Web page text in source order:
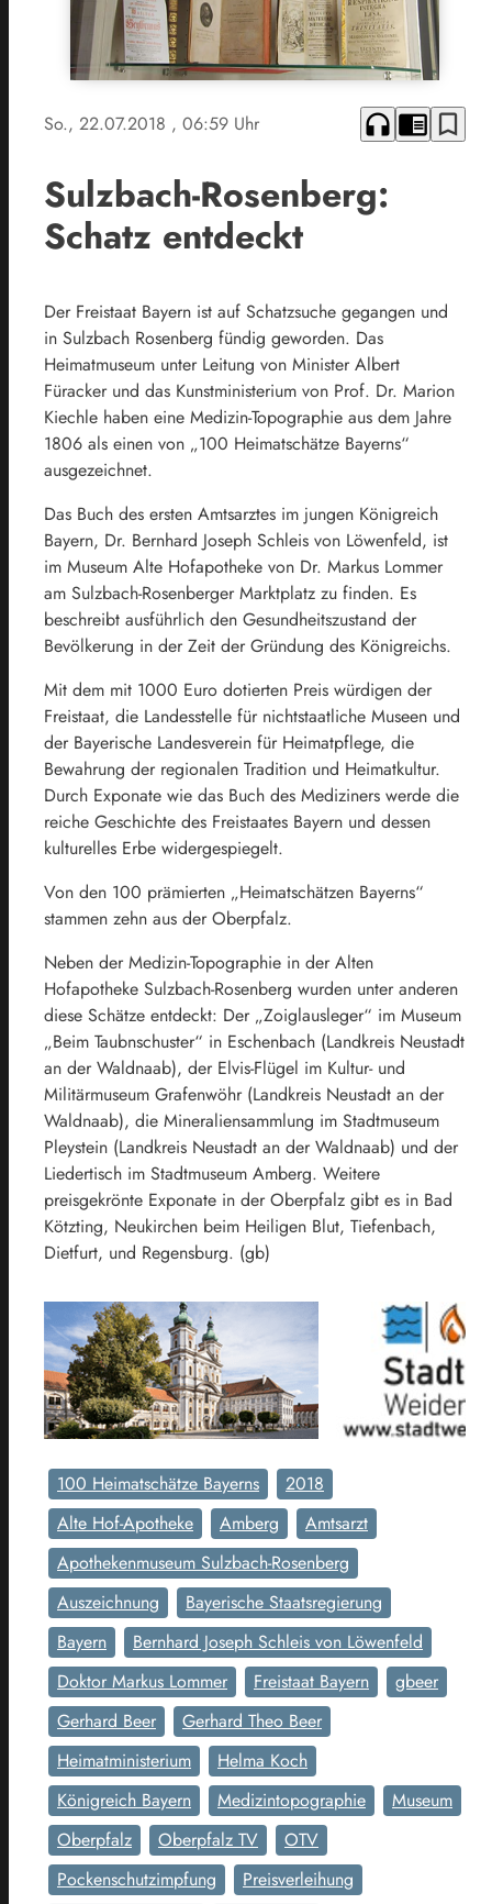
So., 22.07.2018 , 06:59 Uhr headphones chrome_reader_mode bookmark_border
Sulzbach-Rosenberg:
Schatz entdeckt
Der Freistaat Bayern ist auf Schatzsuche gegangen und
in Sulzbach Rosenberg fündig geworden. Das
Heimatmuseum unter Leitung von Minister Albert
Füracker und das Kunstministerium von Prof. Dr. Marion
Kiechle haben eine Medizin-Topographie aus dem Jahre
1806 als einen von „100 Heimatschätze Bayerns“
ausgezeichnet.
Das Buch des ersten Amtsarztes im jungen Königreich
Bayern, Dr. Bernhard Joseph Schleis von Löwenfeld, ist
im Museum Alte Hofapotheke von Dr. Markus Lommer
am Sulzbach-Rosenberger Marktplatz zu finden. Es
beschreibt ausführlich den Gesundheitszustand der
Bevölkerung in der Zeit der Gründung des Königreichs.
Mit dem mit 1000 Euro dotierten Preis würdigen der
Freistaat, die Landesstelle für nichtstaatliche Museen und
der Bayerische Landesverein für Heimatpflege, die
Bewahrung der regionalen Tradition und Heimatkultur.
Durch Exponate wie das Buch des Mediziners werde die
reiche Geschichte des Freistaates Bayern und dessen
kulturelles Erbe widergespiegelt.
Von den 100 prämierten „Heimatschätzen Bayerns“
stammen zehn aus der Oberpfalz.
Neben der Medizin-Topographie in der Alten
Hofapotheke Sulzbach-Rosenberg wurden unter anderen
diese Schätze entdeckt: Der „Zoiglausleger“ im Museum
„Beim Taubnschuster“ in Eschenbach (Landkreis Neustadt
an der Waldnaab), der Elvis-Flügel im Kultur- und
Militärmuseum Grafenwöhr (Landkreis Neustadt an der
Waldnaab), die Mineraliensammlung im Stadtmuseum
Pleystein (Landkreis Neustadt an der Waldnaab) und der
Liedertisch im Stadtmuseum Amberg. Weitere
preisgekrönte Exponate in der Oberpfalz gibt es in Bad
Kötzting, Neukirchen beim Heiligen Blut, Tiefenbach,
Dietfurt, und Regensburg. (gb)
100 Heimatschätze Bayerns
2018
Alte Hof-Apotheke
Amberg
Amtsarzt
Apothekenmuseum Sulzbach-Rosenberg
Auszeichnung
Bayerische Staatsregierung
Bayern
Bernhard Joseph Schleis von Löwenfeld
Doktor Markus Lommer
Freistaat Bayern
gbeer
Gerhard Beer
Gerhard Theo Beer
Heimatministerium
Helma Koch
Königreich Bayern
Medizintopographie
Museum
Oberpfalz
Oberpfalz TV
OTV
Pockenschutzimpfung
Preisverleihung